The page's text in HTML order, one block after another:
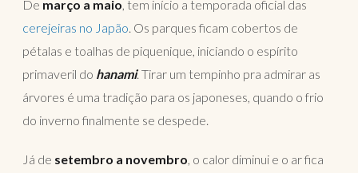
De março a maio, tem início a temporada oficial das
cerejeiras no Japão. Os parques ficam cobertos de
pétalas e toalhas de piquenique, iniciando o espírito
primaveril do hanami. Tirar um tempinho pra admirar as
árvores é uma tradição para os japoneses, quando o frio
do inverno finalmente se despede.
Já de setembro a novembro, o calor diminui e o ar fica